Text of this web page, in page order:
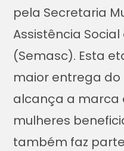
pela Secretaria
Assistência
(Semasc). Esta
maior entrega
alcança a marca
mulheres
também faz